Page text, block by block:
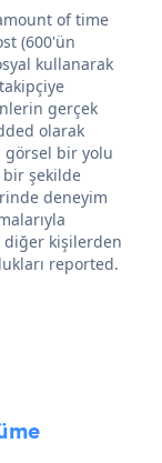
of time
(600'ün
kullanarak
gerçek
olarak
görsel bir yolu
şekilde
deneyim
kişilerden
reported.